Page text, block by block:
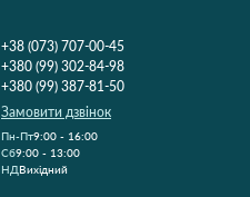
+38 (073) 707-00-45
+380 (99) 302-84-98
+380 (99) 387-81-50
Замовити дзвінок
Пн-Пт9:00 - 16:00
Cб9:00 - 13:00
НДВихідний